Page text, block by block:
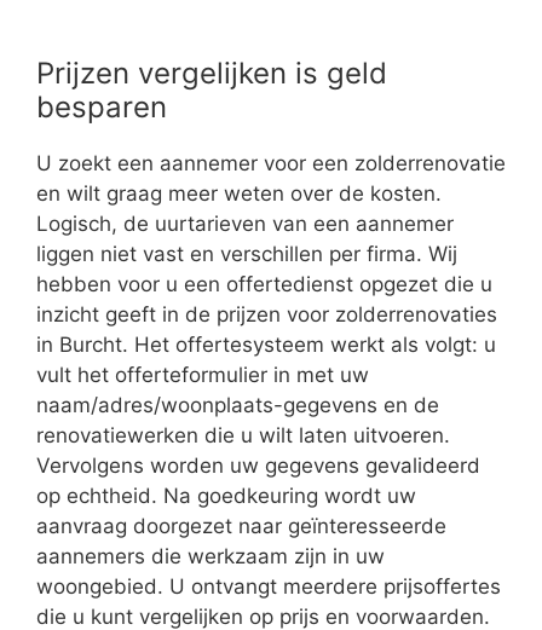
Prijzen vergelijken is geld
besparen
U zoekt een aannemer voor een zolderrenovatie
en wilt graag meer weten over de kosten.
Logisch, de uurtarieven van een aannemer
liggen niet vast en verschillen per firma. Wij
hebben voor u een offertedienst opgezet die u
inzicht geeft in de prijzen voor zolderrenovaties
in Burcht. Het offertesysteem werkt als volgt: u
vult het offerteformulier in met uw
naam/adres/woonplaats-gegevens en de
renovatiewerken die u wilt laten uitvoeren.
Vervolgens worden uw gegevens gevalideerd
op echtheid. Na goedkeuring wordt uw
aanvraag doorgezet naar geïnteresseerde
aannemers die werkzaam zijn in uw
woongebied. U ontvangt meerdere prijsoffertes
die u kunt vergelijken op prijs en voorwaarden.